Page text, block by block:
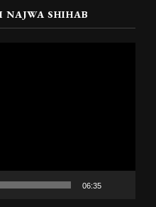
NAJWA SHIHAB
06:35